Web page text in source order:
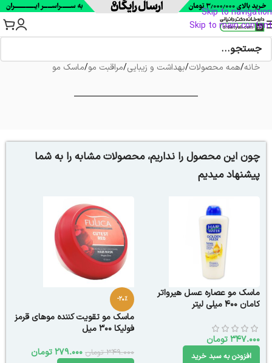
Skip to navigation
Skip to main content
خانه/همه محصولات/بهداشت و زیبایی/مراقبت مو/ماسک مو
چون این محصول را نداریم، محصولات مشابه را به شما
پیشنهاد میدیم
ماسک مو عصاره عسل هیرواتر
کامان 400 میلی لیتر
347.000تومان
افزودن به سبد خرید
-20%
ماسک مو تقویت کننده موهای قرمز
فولیکا 300 میل
349.000 تومان 279.000تومان